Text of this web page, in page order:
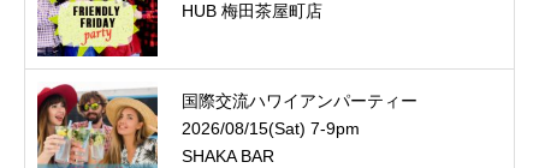
HUB 梅田茶屋町店
国際交流ハワイアンパーティー
2026/08/15(Sat) 7-9pm
SHAKA BAR